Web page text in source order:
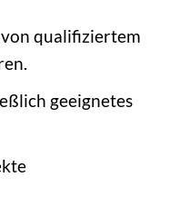
von qualifiziertem
geeignetes